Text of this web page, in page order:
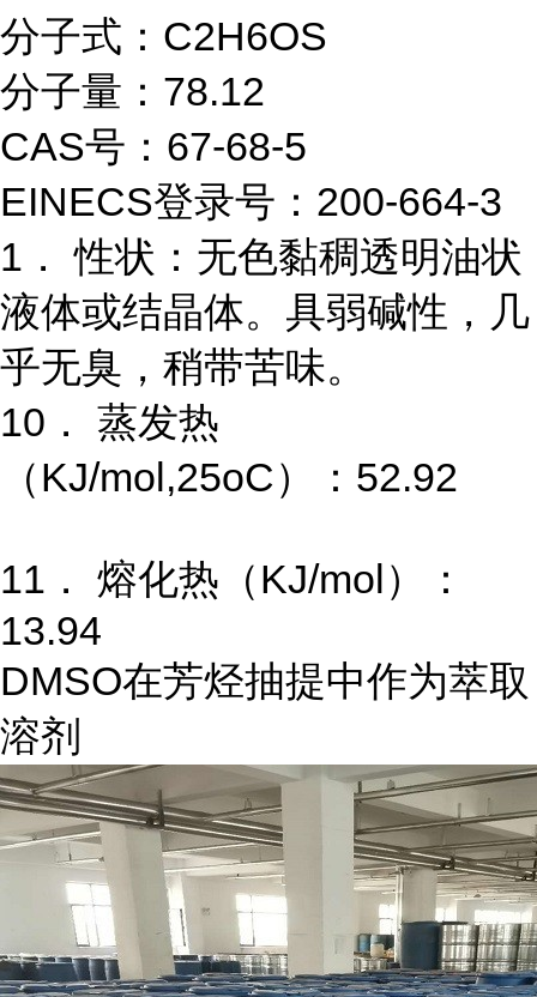
分子式：C2H6OS
分子量：78.12
CAS号：67-68-5
EINECS登录号：200-664-3
1． 性状：无色黏稠透明油状
液体或结晶体。具弱碱性，几
乎无臭，稍带苦味。
10． 蒸发热
（KJ/mol,25oC）：52.92
11． 熔化热（KJ/mol）：
13.94
DMSO在芳烃抽提中作为萃取
溶剂